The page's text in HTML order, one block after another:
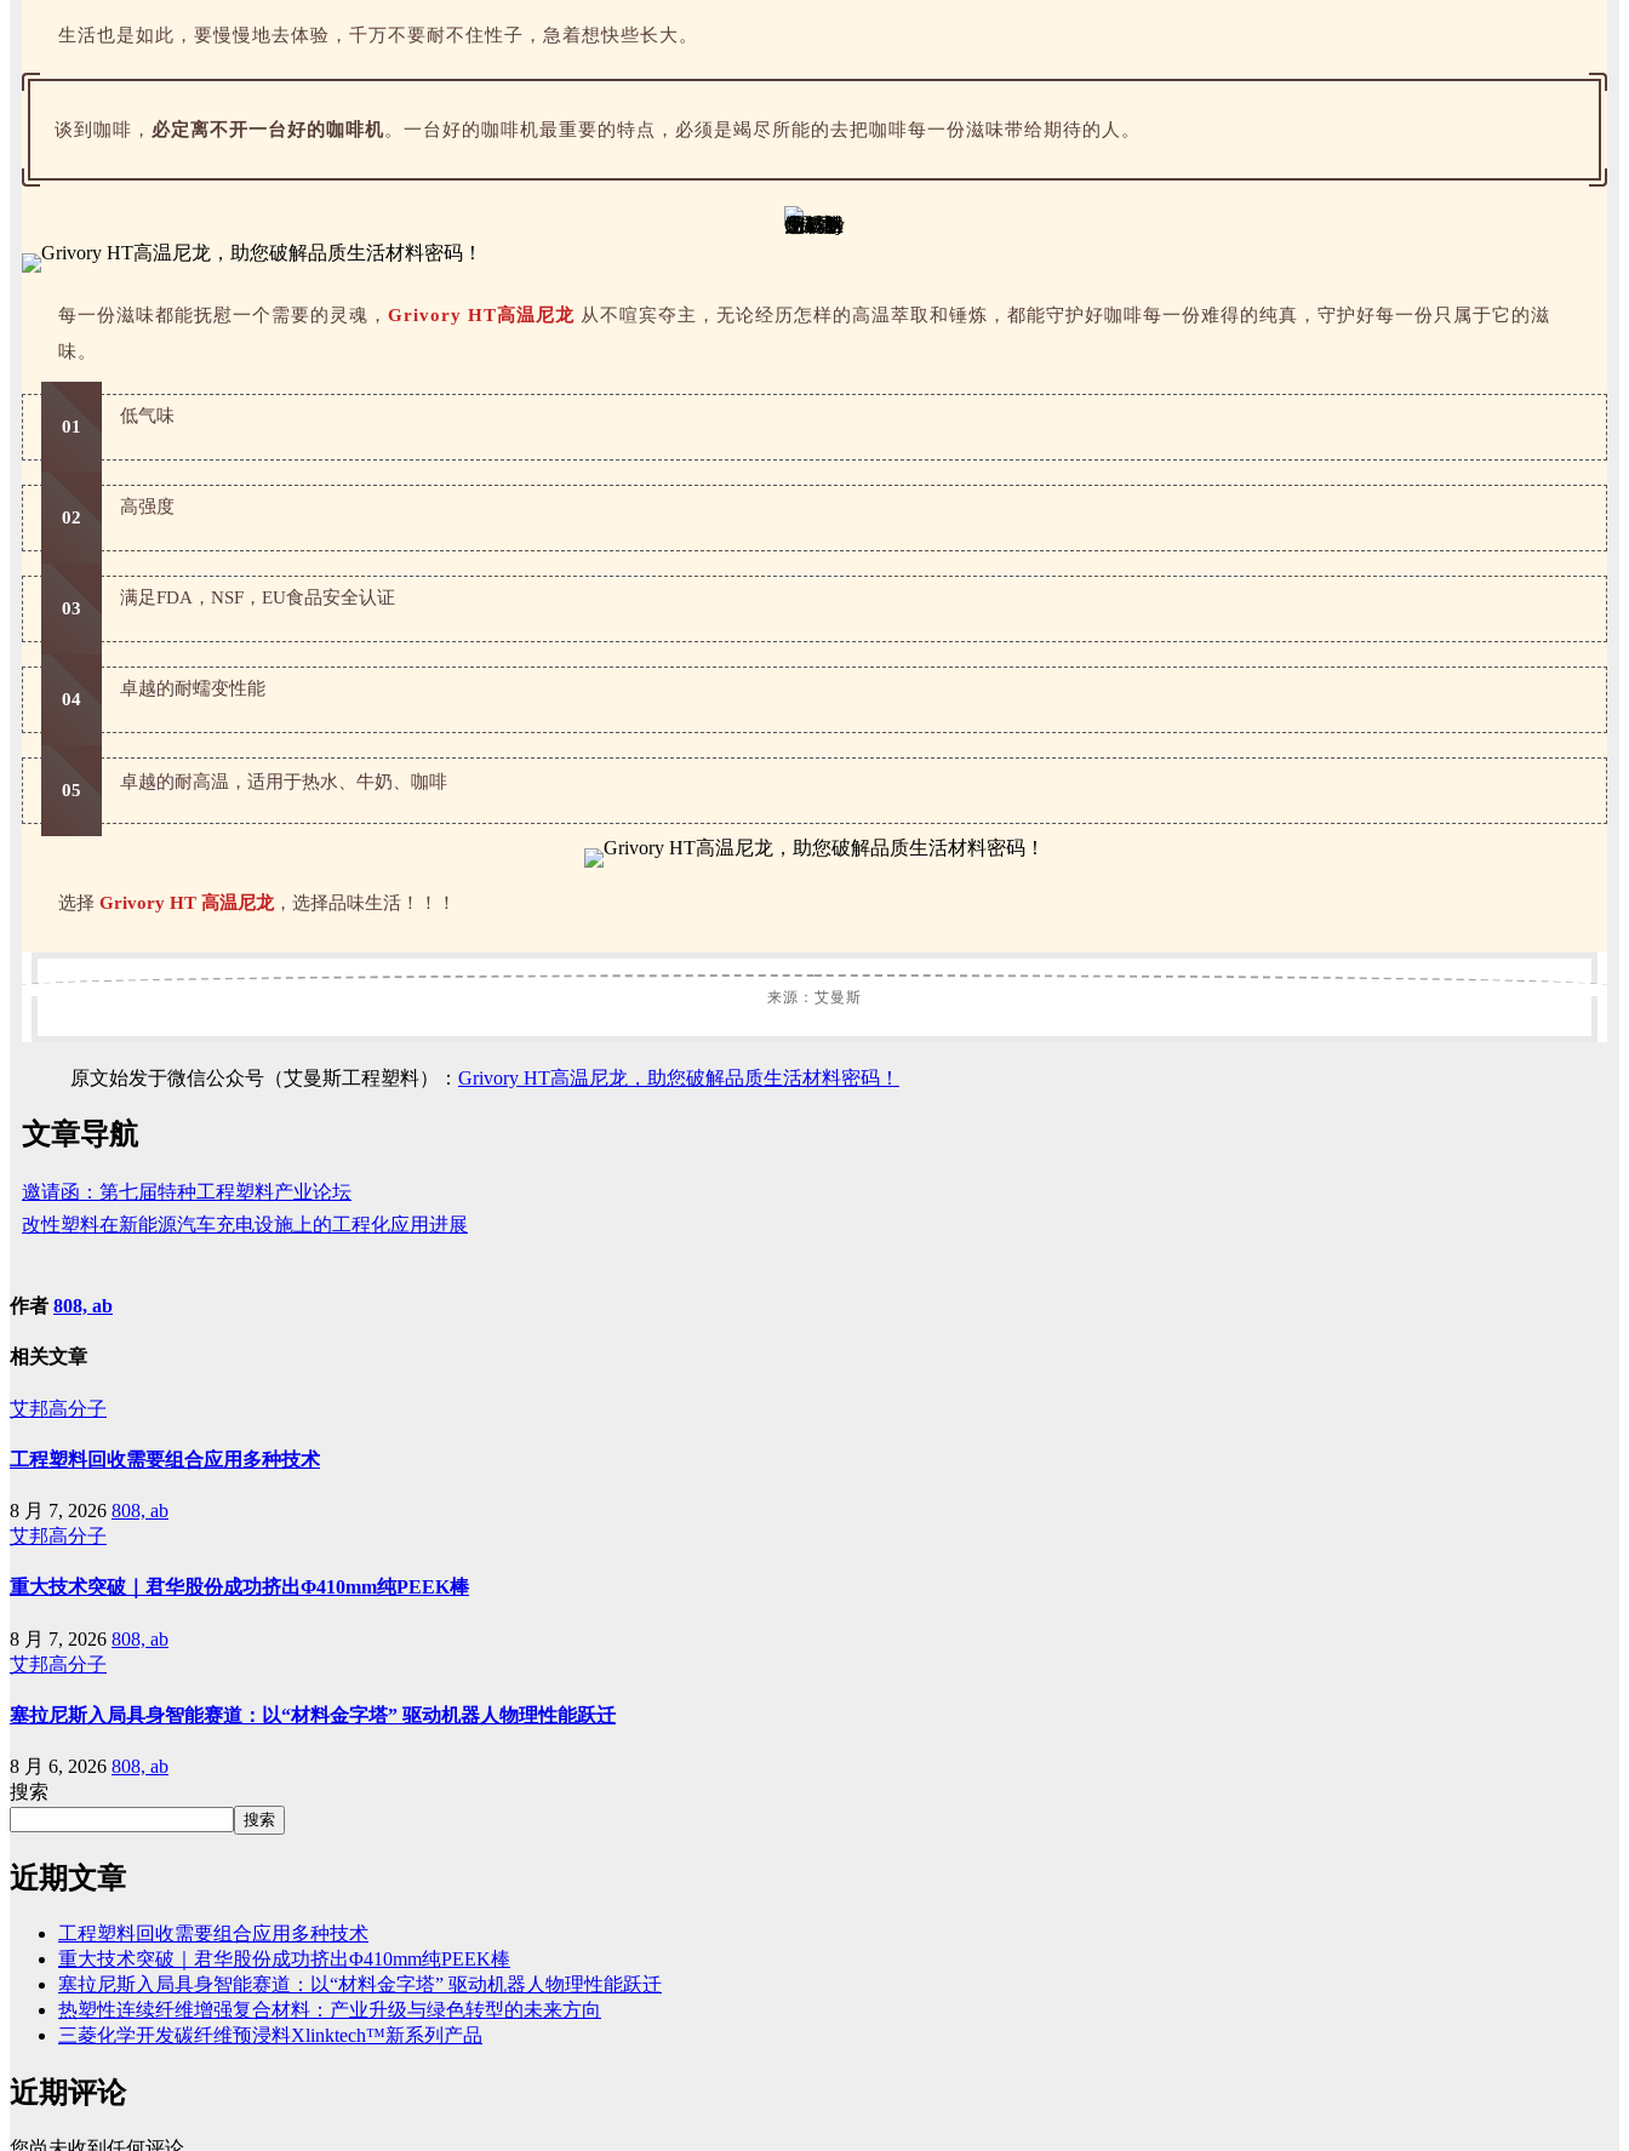
生活也是如此，要慢慢地去体验，千万不要耐不住性子，急着想快些长大。
谈到咖啡， 必定离不开一台好的咖啡机。一台好的咖啡机最重要的特点，必须是竭尽所能的去把咖啡每一份滋味带给期待的人。
每一份滋味都能抚慰一个需要的灵魂， Grivory HT高温尼龙 从不喧宾夺主，无论经历怎样的高温萃取和锤炼，都能守护好咖啡每一份难得的纯真，守护好每一份只属于它的滋
味。
01
低气味
02
高强度
03
满足FDA，NSF，EU食品安全认证
04
卓越的耐蠕变性能
05 卓越的耐高温，适用于热水、牛奶、咖啡
选择 Grivory HT 高温尼龙 ，选择品味生活！！！
来源：艾曼斯
原文始发于微信公众号（艾曼斯工程塑料）： Grivory HT高温尼龙，助您破解品质生活材料密码！
文章导航
邀请函：第七届特种工程塑料产业论坛
改性塑料在新能源汽车充电设施上的工程化应用进展
作者 808, ab
相关文章
艾邦高分子
工程塑料回收需要组合应用多种技术
8 月 7, 2026 808, ab
艾邦高分子
重大技术突破｜君华股份成功挤出Φ410mm纯PEEK棒
8 月 7, 2026 808, ab
艾邦高分子
塞拉尼斯入局具身智能赛道：以“材料金字塔” 驱动机器人物理性能跃迁
8 月 6, 2026 808, ab
搜索
搜索
近期文章
工程塑料回收需要组合应用多种技术
重大技术突破｜君华股份成功挤出Φ410mm纯PEEK棒
塞拉尼斯入局具身智能赛道：以“材料金字塔” 驱动机器人物理性能跃迁
热塑性连续纤维增强复合材料：产业升级与绿色转型的未来方向
三菱化学开发碳纤维预浸料Xlinktech™新系列产品
近期评论